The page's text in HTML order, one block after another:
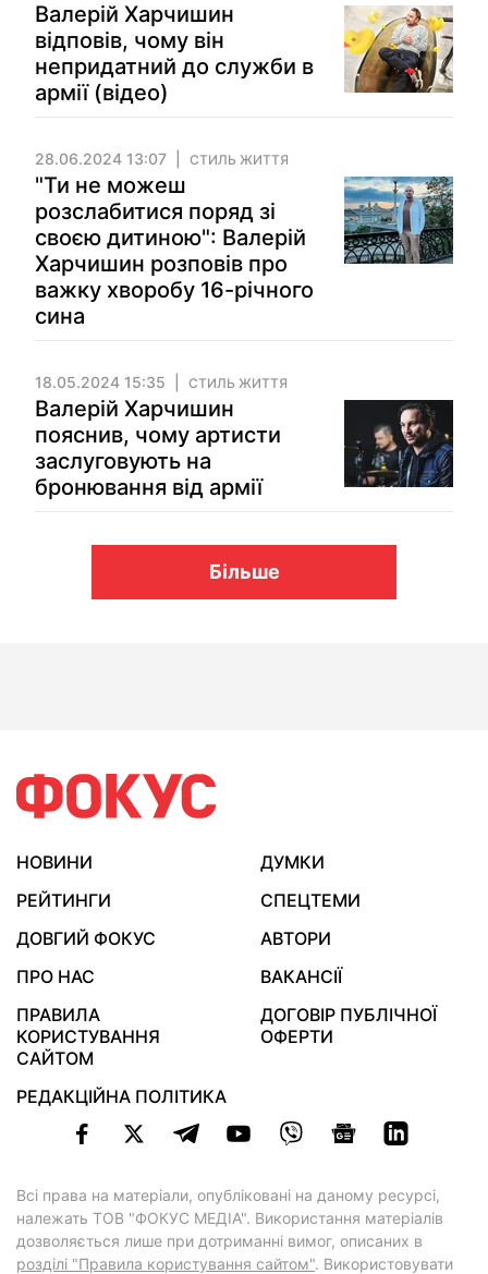
Валерій Харчишин
відповів, чому він
непридатний до служби в
армії (відео)
28.06.2024 13:07 СТИЛЬ ЖИТТЯ
"Ти не можеш
розслабитися поряд зі
своєю дитиною": Валерій
Харчишин розповів про
важку хворобу 16-річного
сина
18.05.2024 15:35 СТИЛЬ ЖИТТЯ
Валерій Харчишин
пояснив, чому артисти
заслуговують на
бронювання від армії
Більше
НОВИНИ
ДУМКИ
РЕЙТИНГИ
СПЕЦТЕМИ
ДОВГИЙ ФОКУС
АВТОРИ
ПРО НАС
ВАКАНСІЇ
ПРАВИЛА
КОРИСТУВАННЯ
САЙТОМ
ДОГОВІР ПУБЛІЧНОЇ
ОФЕРТИ
РЕДАКЦІЙНА ПОЛІТИКА
Всі права на матеріали, опубліковані на даному ресурсі,
належать ТОВ "ФОКУС МЕДІА". Використання матеріалів
дозволяється лише при дотриманні вимог, описаних в
розділі "Правила користування сайтом". Використовувати